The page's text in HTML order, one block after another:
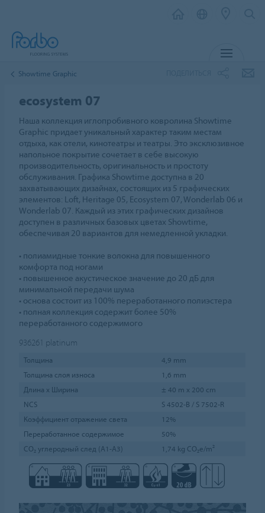
Showtime Graphic
ecosystem 07
Наша коллекция иглопробивного ковролина Showtime
Graphic придает уникальный характер таким местам
отдыха, как отели, кинотеатры и театры. Это эксклюзивное
напольное покрытие сочетает в себе высокую
производительность, оригинальность и простоту
обслуживания. Графика Showtime доступна в 20
захватывающих дизайнах, состоящих из 5 графических
элементов: Loft, Heritage 05, Ecosystem 07, Wonderlab 06 и
Wonderlab 07. Каждый из этих графических дизайнов
доступен в различных базовых цветах Showtime,
обеспечивая 20 вариантов для немедленной укладки.
• полиамидные тонкие волокна для повышенного
комфорта под ногами
• повышенное акустическое значение до 20 дБ для
минимальной передачи шума
• основа состоит из 100% переработанного полиэстера
• полная коллекция содержит более 50%
переработанного содержимого
936261 platinum
Толщина
4,9 mm
Толщина слоя износа
1,6 mm
Длина х Ширина
± 40 m x 200 cm
NCS
S 4502-B / S 7502-R
Коэффициент отражение света
12%
Переработанное содержимое
50%
CO₂ углеродный след (A1-A3)
1,74 kg CO₂e/m²